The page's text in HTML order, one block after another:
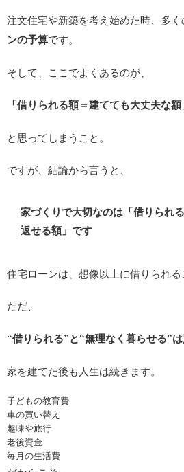
注文住宅や新築を考え始めた時、多
ンの予算です。
そして、ここでよくあるのが、
「借りられる額＝建てても大丈夫な額
と思ってしまうこと。
ですが、結論から言うと、
家づくりで大切なのは「借りられ
返せる額」です
住宅ローンは、想像以上に借りられる
ただ、
“借りられる”と“無理なく暮らせる”は
家を建てた後も人生は続きます。
子どもの教育費
車の買い替え
趣味や旅行
老後資金
毎月の生活費